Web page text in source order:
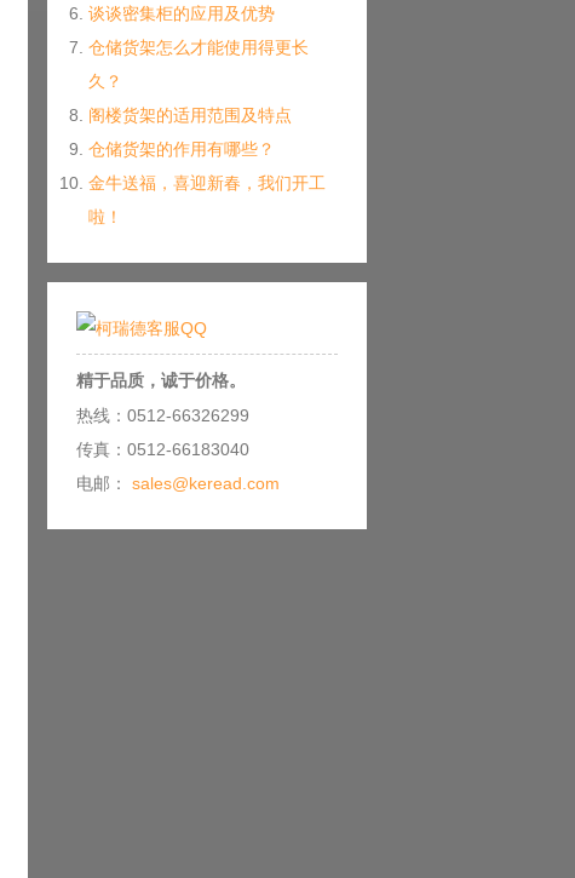
谈谈密集柜的应用及优势
仓储货架怎么才能使用得更长
久？
阁楼货架的适用范围及特点
仓储货架的作用有哪些？
金牛送福，喜迎新春，我们开工
啦！
精于品质，诚于价格。
热线：0512-66326299
传真：0512-66183040
电邮： sales@keread.com